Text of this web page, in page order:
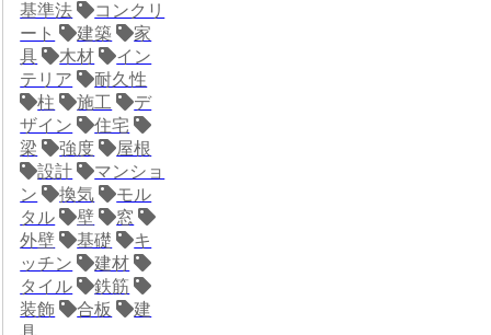
基準法
コンクリ
ート
建築
家
具
木材
イン
テリア
耐久性
柱
施工
デ
ザイン
住宅
梁
強度
屋根
設計
マンショ
ン
換気
モル
タル
壁
窓
外壁
基礎
キ
ッチン
建材
タイル
鉄筋
装飾
合板
建